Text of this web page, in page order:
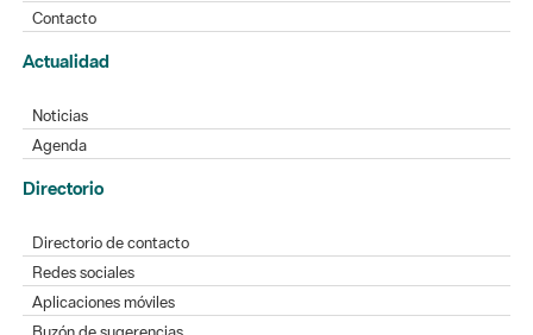
Contacto
Actualidad
Noticias
Agenda
Directorio
Directorio de contacto
Redes sociales
Aplicaciones móviles